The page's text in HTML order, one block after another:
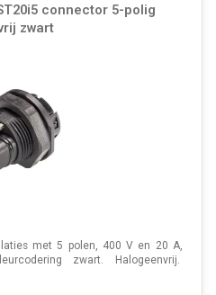
connector 5-polig
zwart
met 5 polen, 400 V en 20 A,
zwart. Halogeenvrij.